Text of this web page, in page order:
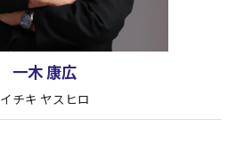
一木 康広
イチキ ヤスヒロ